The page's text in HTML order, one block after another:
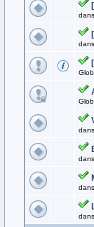
dans
dans
dans
dans
dans
dans